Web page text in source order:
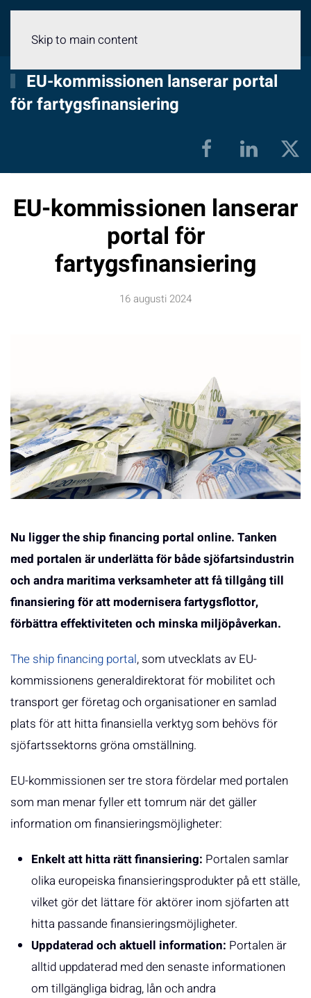
Skip to main content
EU-kommissionen lanserar portal
för fartygsfinansiering
EU-kommissionen lanserar
portal för
fartygsfinansiering
16 augusti 2024
Nu ligger the ship financing portal online. Tanken
med portalen är underlätta för både sjöfartsindustrin
och andra maritima verksamheter att få tillgång till
finansiering för att modernisera fartygsflottor,
förbättra effektiviteten och minska miljöpåverkan.
The ship financing portal, som utvecklats av EU-
kommissionens generaldirektorat för mobilitet och
transport ger företag och organisationer en samlad
plats för att hitta finansiella verktyg som behövs för
sjöfartssektorns gröna omställning.
EU-kommissionen ser tre stora fördelar med portalen
som man menar fyller ett tomrum när det gäller
information om finansieringsmöjligheter:
Enkelt att hitta rätt finansiering: Portalen samlar
olika europeiska finansieringsprodukter på ett ställe,
vilket gör det lättare för aktörer inom sjöfarten att
hitta passande finansieringsmöjligheter.
Uppdaterad och aktuell information: Portalen är
alltid uppdaterad med den senaste informationen
om tillgängliga bidrag, lån och andra